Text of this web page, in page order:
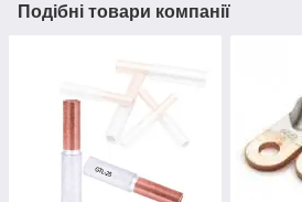
Подібні товари компанії